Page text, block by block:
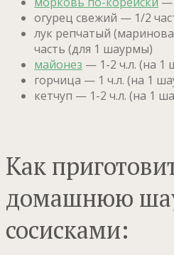
огурец свежий — 1/2
лук репчатый
часть (для 1 шаурмы)
майонез — 1-2 ч.л. (на 1
горчица — 1 ч.л. (на 1
кетчуп — 1-2 ч.л. (на 1
Как
домашнюю
сосисками: